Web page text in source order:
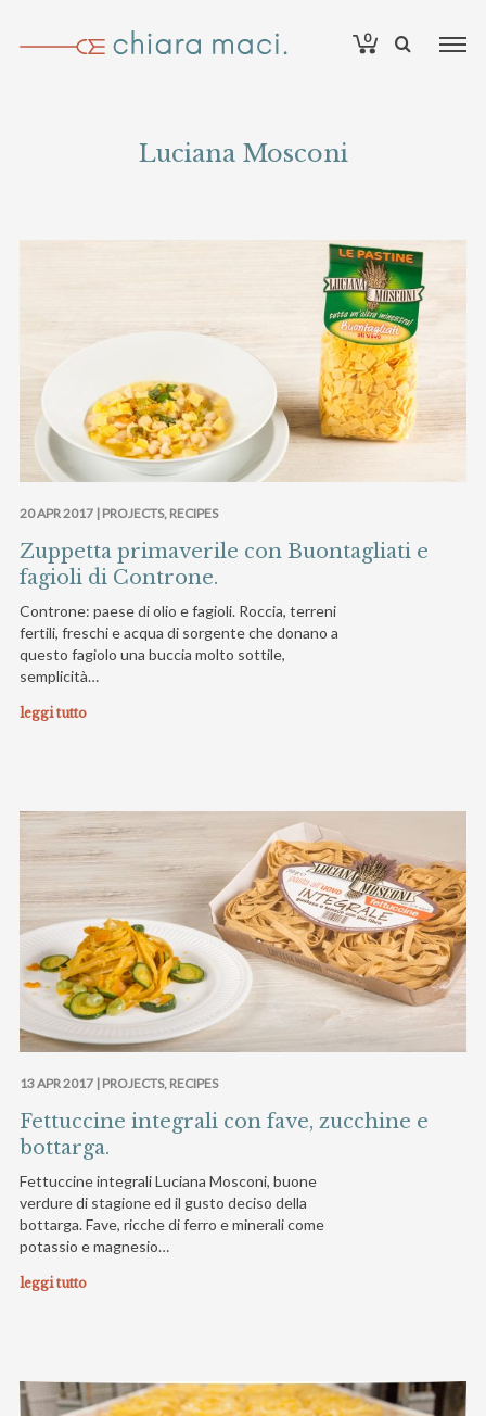
0
Luciana Mosconi
20 APR 2017 | PROJECTS, RECIPES
Zuppetta primaverile con Buontagliati e
fagioli di Controne.
Controne: paese di olio e fagioli. Roccia, terreni
fertili, freschi e acqua di sorgente che donano a
questo fagiolo una buccia molto sottile,
semplicità…
leggi tutto
13 APR 2017 | PROJECTS, RECIPES
Fettuccine integrali con fave, zucchine e
bottarga.
Fettuccine integrali Luciana Mosconi, buone
verdure di stagione ed il gusto deciso della
bottarga. Fave, ricche di ferro e minerali come
potassio e magnesio…
leggi tutto